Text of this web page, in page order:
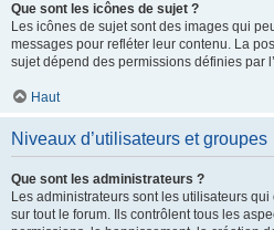
Que sont les icônes de sujet ?
Les icônes de sujet sont des images qui
messages pour refléter leur contenu. La
sujet dépend des permissions définies par
Haut
Niveaux d’utilisateurs et groupes
Que sont les administrateurs ?
Les administrateurs sont les utilisateurs
sur tout le forum. Ils contrôlent tous les